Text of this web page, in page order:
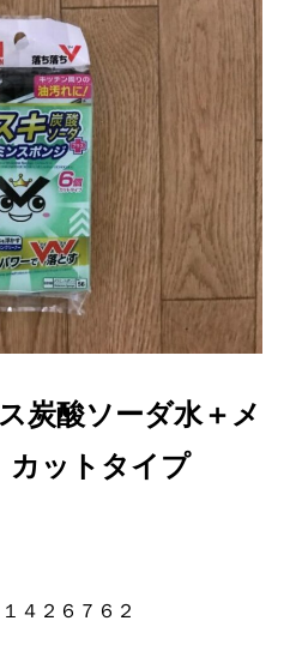
炭酸ソーダ水＋メ
ットタイプ
４２６７６２